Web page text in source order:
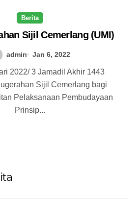
Berita
Sijil Cemerlang (UMI)
admin Jan 6, 2022
2022/ 3 Jamadil Akhir 1443
Sijil Cemerlang bagi
Pelaksanaan Pembudayaan
Prinsip...